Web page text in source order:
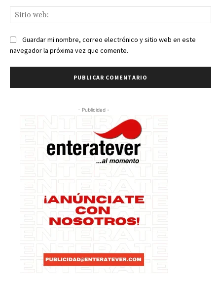
Guardar mi nombre, correo electrónico y sitio web en este
navegador la próxima vez que comente.
- Publicidad -